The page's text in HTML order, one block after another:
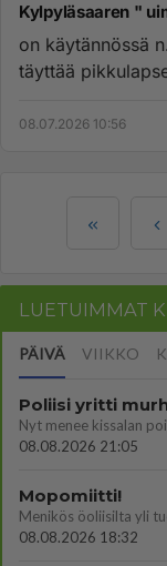
Kylpyläsaaren "
on käytännössä n.
täyttää pikkulapset. Teoriassahan se voi olla
08.07.2026 10:56
LUETUIMMAT
PÄIVÄ VIIKKO
Poliisi yritti
08.08.2026 21:05
Mopomiitti!
08.08.2026 18:32